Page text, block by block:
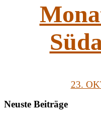
23.
Neuste Beiträge